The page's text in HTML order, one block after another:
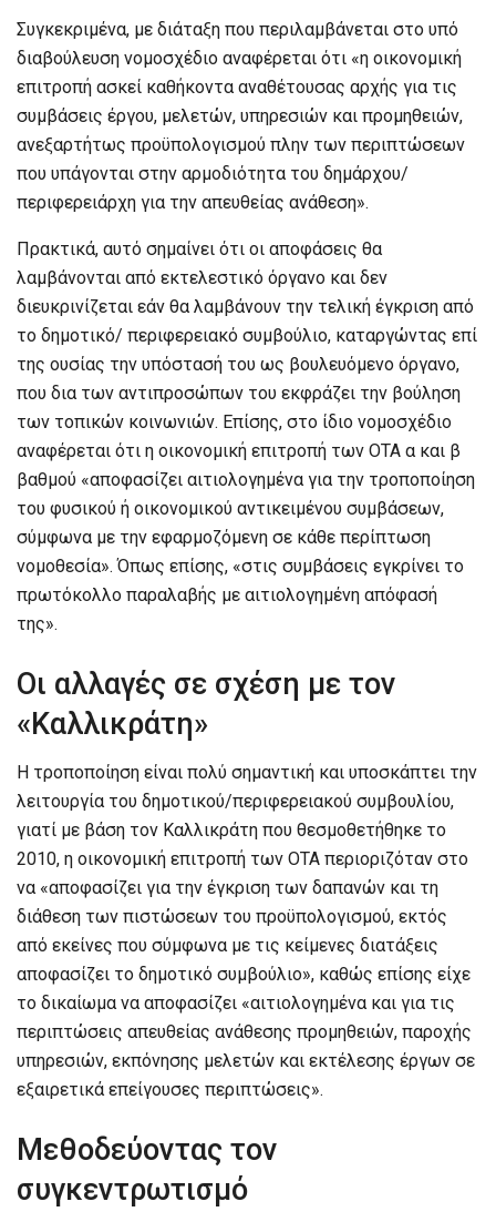
Συγκεκριμένα, με διάταξη που περιλαμβάνεται στο υπό
διαβούλευση νομοσχέδιο αναφέρεται ότι «η οικονομική
επιτροπή ασκεί καθήκοντα αναθέτουσας αρχής για τις
συμβάσεις έργου, μελετών, υπηρεσιών και προμηθειών,
ανεξαρτήτως προϋπολογισμού πλην των περιπτώσεων
που υπάγονται στην αρμοδιότητα του δημάρχου/
περιφερειάρχη για την απευθείας ανάθεση».
Πρακτικά, αυτό σημαίνει ότι οι αποφάσεις θα
λαμβάνονται από εκτελεστικό όργανο και δεν
διευκρινίζεται εάν θα λαμβάνουν την τελική έγκριση από
το δημοτικό/ περιφερειακό συμβούλιο, καταργώντας επί
της ουσίας την υπόστασή του ως βουλευόμενο όργανο,
που δια των αντιπροσώπων του εκφράζει την βούληση
των τοπικών κοινωνιών. Επίσης, στο ίδιο νομοσχέδιο
αναφέρεται ότι η οικονομική επιτροπή των ΟΤΑ α και β
βαθμού «αποφασίζει αιτιολογημένα για την τροποποίηση
του φυσικού ή οικονομικού αντικειμένου συμβάσεων,
σύμφωνα με την εφαρμοζόμενη σε κάθε περίπτωση
νομοθεσία». Όπως επίσης, «στις συμβάσεις εγκρίνει το
πρωτόκολλο παραλαβής με αιτιολογημένη απόφασή
της».
Οι αλλαγές σε σχέση με τον
«Καλλικράτη»
Η τροποποίηση είναι πολύ σημαντική και υποσκάπτει την
λειτουργία του δημοτικού/περιφερειακού συμβουλίου,
γιατί με βάση τον Καλλικράτη που θεσμοθετήθηκε το
2010, η οικονομική επιτροπή των ΟΤΑ περιοριζόταν στο
να «αποφασίζει για την έγκριση των δαπανών και τη
διάθεση των πιστώσεων του προϋπολογισμού, εκτός
από εκείνες που σύμφωνα με τις κείμενες διατάξεις
αποφασίζει το δημοτικό συμβούλιο», καθώς επίσης είχε
το δικαίωμα να αποφασίζει «αιτιολογημένα και για τις
περιπτώσεις απευθείας ανάθεσης προμηθειών, παροχής
υπηρεσιών, εκπόνησης μελετών και εκτέλεσης έργων σε
εξαιρετικά επείγουσες περιπτώσεις».
Μεθοδεύοντας τον
συγκεντρωτισμό